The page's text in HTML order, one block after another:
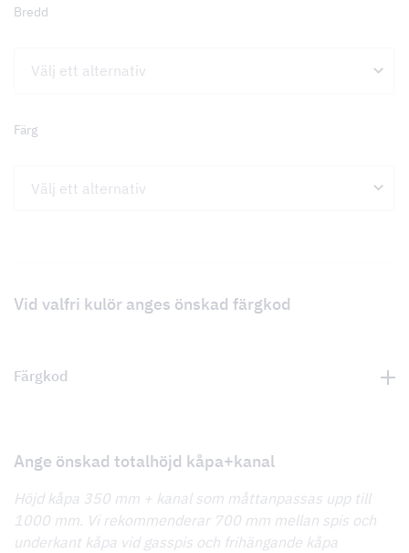
Bredd
Färg
Vid valfri kulör anges önskad färgkod
Färgkod
Ange önskad totalhöjd kåpa+kanal
Höjd kåpa 350 mm + kanal som måttanpassas upp till
1000 mm. Vi rekommenderar 700 mm mellan spis och
underkant kåpa vid gasspis och frihängande kåpa